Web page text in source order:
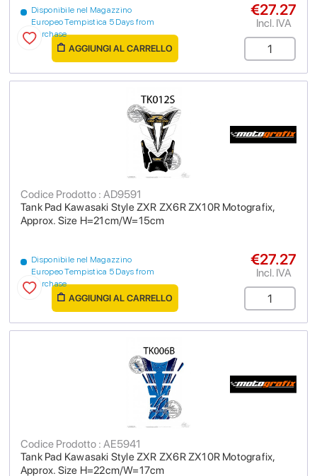
Disponibile nel Magazzino
Europeo Tempistica 5 Days from
purchase
€27.27
Incl. IVA
AGGIUNGI AL CARRELLO
Tank Pad Kawasaki Style ZXR ZX6R ZX10R Motografix,
Approx. Size H=21cm/W=15cm
Codice Prodotto : AD9591
Disponibile nel Magazzino
Europeo Tempistica 5 Days from
purchase
€27.27
Incl. IVA
AGGIUNGI AL CARRELLO
Tank Pad Kawasaki Style ZXR ZX6R ZX10R Motografix,
Approx. Size H=22cm/W=17cm
Codice Prodotto : AE5941